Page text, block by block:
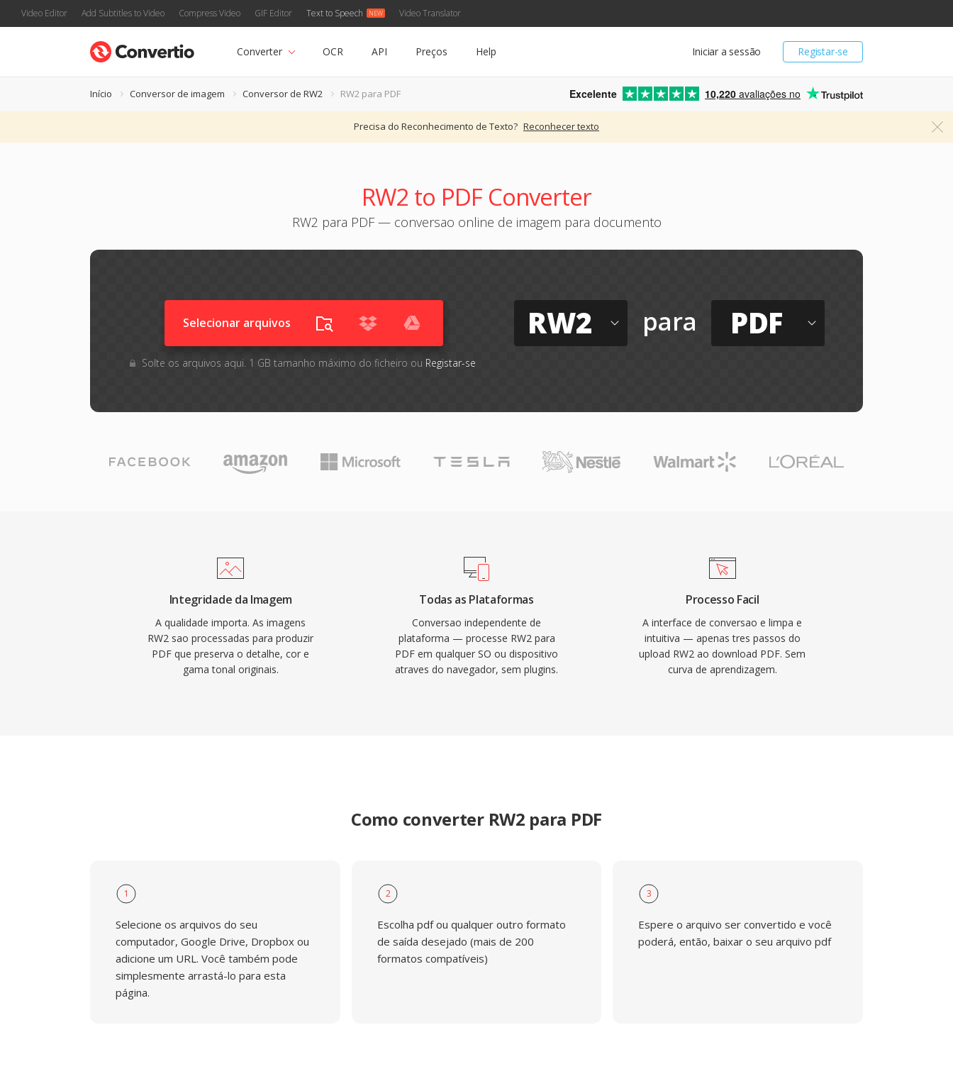
Video Editor Add Subtitles to Video Compress Video GIF Editor Text to Speech Video Translator
Registar-se
Iniciar a sessão
Converter OCR API Preços Help
Início Conversor de imagem Conversor de RW2 RW2 para PDF Excelente 10,220 avaliações no
Precisa do Reconhecimento de Texto? Reconhecer texto
RW2 to PDF Converter
RW2 para PDF — conversao online de imagem para documento
Selecionar arquivos
Solte os arquivos aqui. 1 GB tamanho máximo do ficheiro ou Registar-se
RW2 para PDF
Integridade da Imagem
A qualidade importa. As imagens
RW2 sao processadas para produzir
PDF que preserva o detalhe, cor e
gama tonal originais.
Todas as Plataformas
Conversao independente de
plataforma — processe RW2 para
PDF em qualquer SO ou dispositivo
atraves do navegador, sem plugins.
Processo Facil
A interface de conversao e limpa e
intuitiva — apenas tres passos do
upload RW2 ao download PDF. Sem
curva de aprendizagem.
Como converter RW2 para PDF
1
Selecione os arquivos do seu
computador, Google Drive, Dropbox ou
adicione um URL. Você também pode
simplesmente arrastá-lo para esta
página.
2
Escolha pdf ou qualquer outro formato
de saída desejado (mais de 200
formatos compatíveis)
3
Espere o arquivo ser convertido e você
poderá, então, baixar o seu arquivo pdf